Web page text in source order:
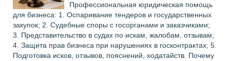
Профессиональная юридическая помощь
для бизнеса: 1. Оспаривание тендеров и государственных
закупок; 2. Судебные споры с госорганами и заказчиками;
3. Представительство в судах по искам, жалобам, отзывам;
4. Защита прав бизнеса при нарушениях в госконтрактах; 5.
Подготовка исков, отзывов, пояснений, ходатайств. Почему